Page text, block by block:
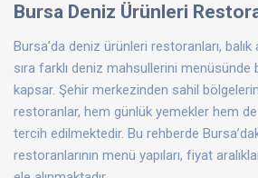
Bursa Deniz Ürünleri
Bursa’da deniz ürünleri restoranları, balık
sıra farklı deniz mahsullerini menüsünde
kapsar. Şehir merkezinden sahil
restoranlar, hem günlük yemekler hem
tercih edilmektedir. Bu rehberde
restoranlarının menü yapıları, fiyat